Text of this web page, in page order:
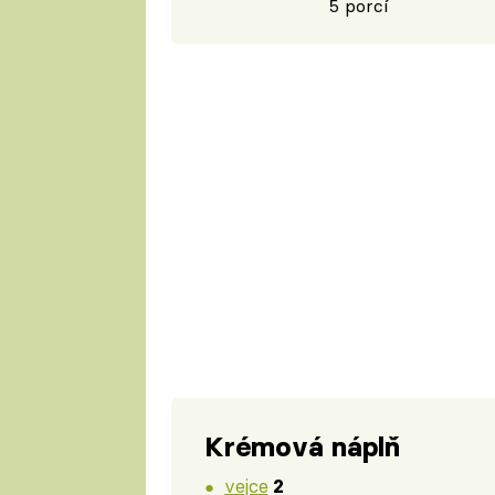
5 porcí
Krémová náplň
vejce 2